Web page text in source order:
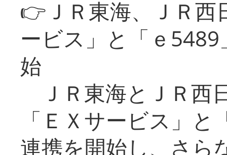
👉ＪＲ東海、ＪＲ
ービス」と「ｅ
始
ＪＲ東海とＪＲ西
「ＥＸサービス」
連携を開始し、さら